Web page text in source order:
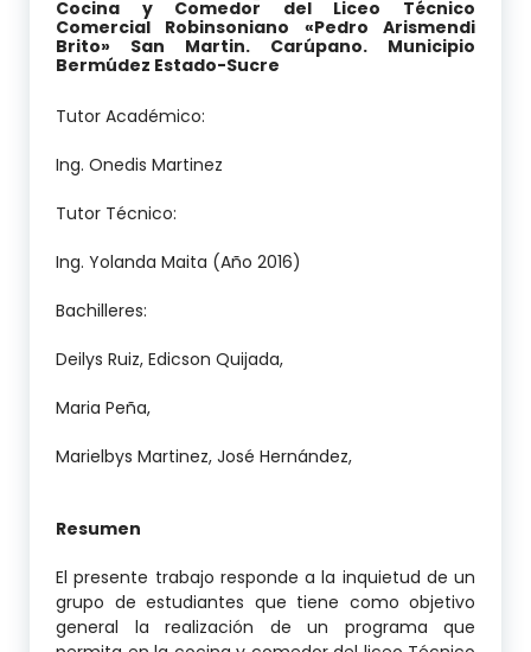
Cocina y Comedor del Liceo Técnico
Comercial Robinsoniano «Pedro Arismendi
Brito» San Martin. Carúpano. Municipio
Bermúdez Estado-Sucre
Tutor Académico:
Ing. Onedis Martinez
Tutor Técnico:
Ing. Yolanda Maita (Año 2016)
Bachilleres:
Deilys Ruiz, Edicson Quijada,
Maria Peña,
Marielbys Martinez, José Hernández,
Resumen
El presente trabajo responde a la inquietud de un
grupo de estudiantes que tiene como objetivo
general la realización de un programa que